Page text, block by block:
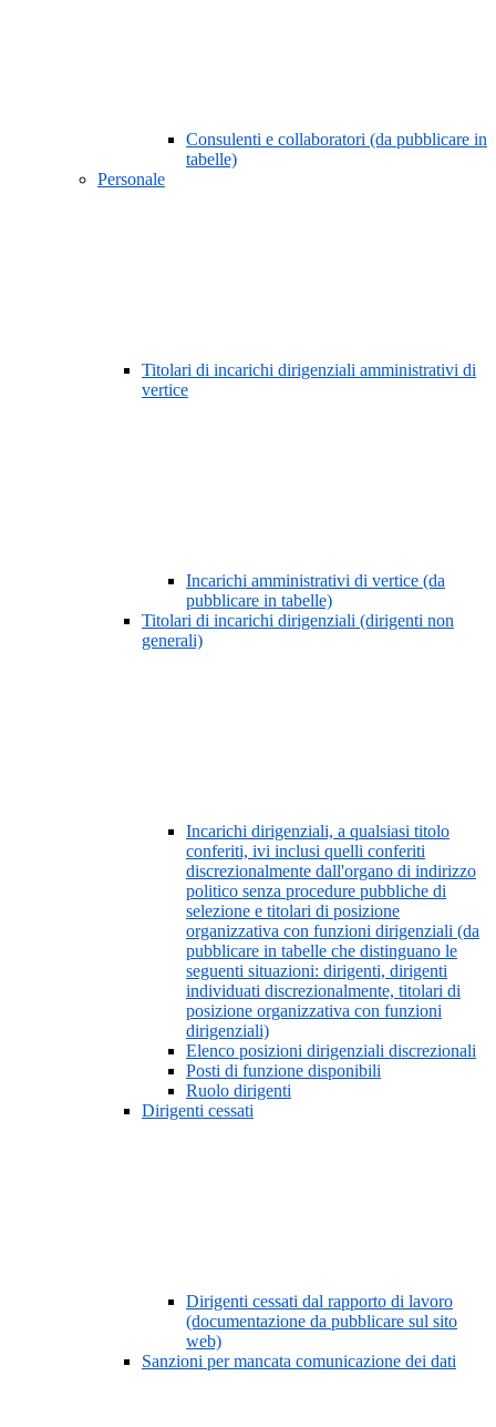
Consulenti e collaboratori (da pubblicare in
tabelle)
Personale
Titolari di incarichi dirigenziali amministrativi di
vertice
Incarichi amministrativi di vertice (da
pubblicare in tabelle)
Titolari di incarichi dirigenziali (dirigenti non
generali)
Incarichi dirigenziali, a qualsiasi titolo
conferiti, ivi inclusi quelli conferiti
discrezionalmente dall'organo di indirizzo
politico senza procedure pubbliche di
selezione e titolari di posizione
organizzativa con funzioni dirigenziali (da
pubblicare in tabelle che distinguano le
seguenti situazioni: dirigenti, dirigenti
individuati discrezionalmente, titolari di
posizione organizzativa con funzioni
dirigenziali)
Elenco posizioni dirigenziali discrezionali
Posti di funzione disponibili
Ruolo dirigenti
Dirigenti cessati
Dirigenti cessati dal rapporto di lavoro
(documentazione da pubblicare sul sito
web)
Sanzioni per mancata comunicazione dei dati